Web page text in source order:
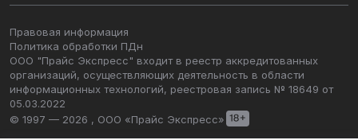
Правовая информация
Политика обработки ПДн
ООО "Прайс Экспресс" входит в реестр аккредитованных
организаций, осуществляющих деятельность в области
информационных технологий, реестровая запись № 18649 от
05.03.2022
© 1997 — 2026 , ООО «Прайс Экспресс»